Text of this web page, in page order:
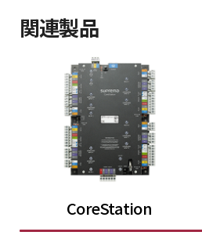
関連製品
CoreStation